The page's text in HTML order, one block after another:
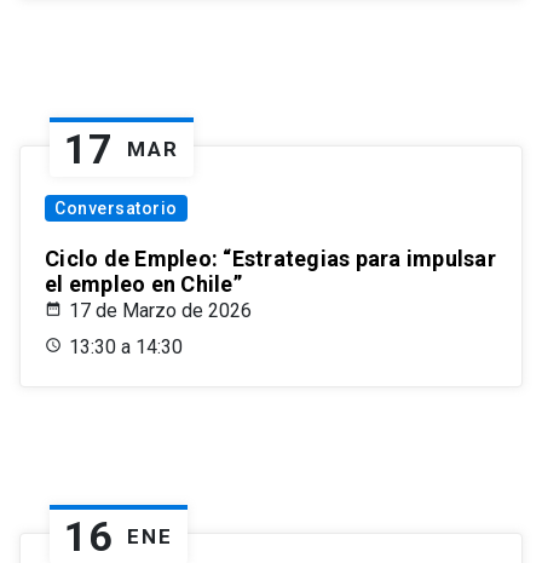
17 MAR
Conversatorio
Ciclo de Empleo: “Estrategias para impulsar
el empleo en Chile”
17 de Marzo de 2026
13:30 a 14:30
16 ENE